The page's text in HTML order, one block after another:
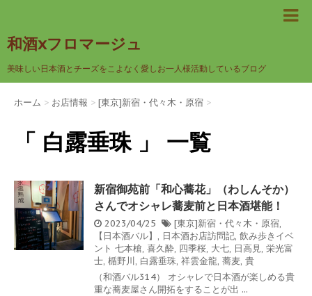
和酒xフロマージュ
美味しい日本酒とチーズをこよなく愛しお一人様活動しているブログ
ホーム > お店情報 > [東京]新宿・代々木・原宿 >
「 白露垂珠 」 一覧
新宿御苑前「和心蕎花」（わしんそか）
さんでオシャレ蕎麦前と日本酒堪能！
2023/04/25 [東京]新宿・代々木・原宿,
【日本酒バル】 , 日本酒お店訪問記, 飲み歩きイベ
ント 七本槍, 喜久酔, 四季桜, 大七, 日高見, 栄光富
士, 楯野川, 白露垂珠, 祥雲金龍, 蕎麦, 貴
（和酒バル314） オシャレで日本酒が楽しめる貴
重な蕎麦屋さん開拓をすることが出 ...